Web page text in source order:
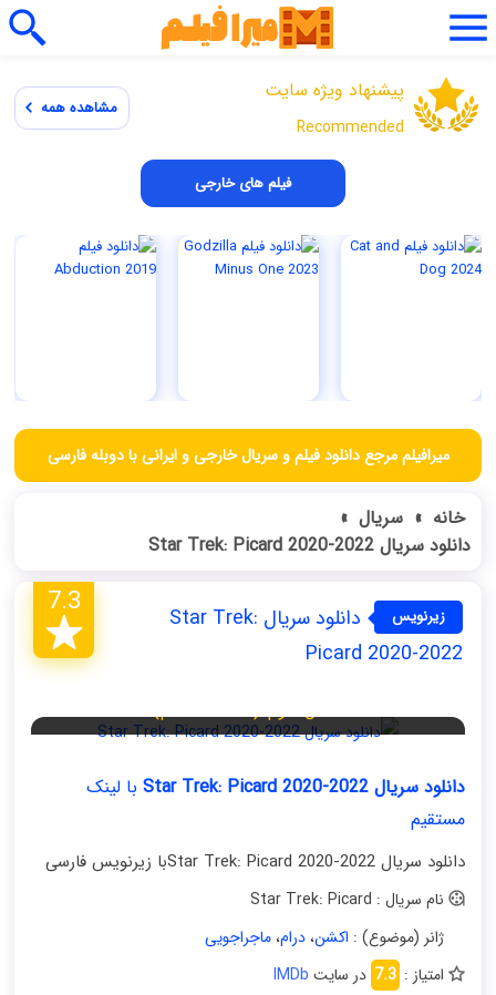
پیشنهاد ویژه سایت
Recommended
مشاهده همه
فیلم های خارجی
میرافیلم مرجع دانلود فیلم و سریال خارجی و ایرانی با دوبله فارسی
خانه » سریال »
دانلود سریال Star Trek: Picard 2020-2022
زیرنویس
فارسی
دانلود سریال Star Trek:
Picard 2020-2022
7.3
فصل دوم (قسمت دهم)
دانلود سریال Star Trek: Picard 2020-2022
با لینک
مستقیم
دانلود سریال Star Trek: Picard 2020-2022با زیرنویس فارسی
نام سریال : Star Trek: Picard
ژانر (موضوع) : اکشن،درام،ماجراجویی
امتیاز : 7.3 در سایت IMDb